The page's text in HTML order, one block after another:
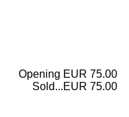
Opening EUR 75.00
Sold...EUR 75.00